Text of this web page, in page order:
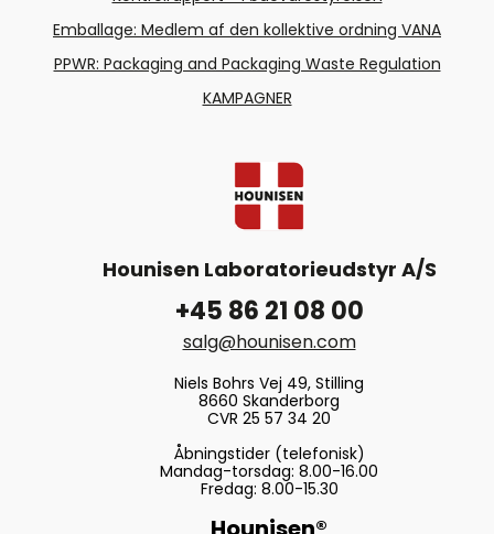
Emballage: Medlem af den kollektive ordning VANA
PPWR: Packaging and Packaging Waste Regulation
KAMPAGNER
Hounisen Laboratorieudstyr A/S
+45 86 21 08 00
salg@hounisen.com
Niels Bohrs Vej 49, Stilling
8660 Skanderborg
CVR 25 57 34 20
Åbningstider (telefonisk)
Mandag-torsdag: 8.00-16.00
Fredag: 8.00-15.30